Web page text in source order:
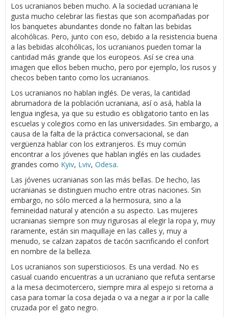
Los ucranianos beben mucho. A la sociedad ucraniana le
gusta mucho celebrar las fiestas que son acompañadas por
los banquetes abundantes donde no faltan las bebidas
alcohólicas. Pero, junto con eso, debido a la resistencia buena
a las bebidas alcohólicas, los ucranianos pueden tomar la
cantidad más grande que los europeos. Así se crea una
imagen que ellos beben mucho, pero por ejemplo, los rusos y
checos beben tanto como los ucranianos.
Los ucranianos no hablan inglés. De veras, la cantidad
abrumadora de la población ucraniana, así o asá, habla la
lengua inglesa, ya que su estudio es obligatorio tanto en las
escuelas y colegios como en las universidades. Sin embargo, a
causa de la falta de la práctica conversacional, se dan
vergüenza hablar con los extranjeros. Es muy común
encontrar a los jóvenes que hablan inglés en las ciudades
grandes como Kyiv, Lviv, Odesa.
Las jóvenes ucranianas son las más bellas. De hecho, las
ucranianas se distinguen mucho entre otras naciones. Sin
embargo, no sólo merced a la hermosura, sino a la
femineidad natural y atención a su aspecto. Las mujeres
ucranianas siempre son muy rigurosas al elegir la ropa y, muy
raramente, están sin maquillaje en las calles y, muy a
menudo, se calzan zapatos de tacón sacrificando el confort
en nombre de la belleza.
Los ucranianos son supersticiosos. Es una verdad. No es
casual cuando encuentras a un ucraniano que refuta sentarse
a la mesa decimotercero, siempre mira al espejo si retorna a
casa para tomar la cosa dejada o va a negar a ir por la calle
cruzada por el gato negro.